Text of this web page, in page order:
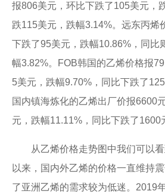
报806美元，环比下跌了105美元，
跌115美元，跌幅3.14%。远东丙烯
下跌了95美元，跌幅10.86%，同比
幅3.82%。FOB韩国的乙烯价格报
5美元，跌幅9.70%，同比下跌了
国内镇海炼化的乙烯出厂价报6600
元，跌幅11.11%，同比下跌了1600
从乙烯价格走势图中我们可以看
以来，国内外乙烯的价格一直维持
了亚洲乙烯的需求较为低迷。2019